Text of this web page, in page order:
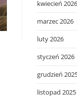
kwiecień 2026
marzec 2026
luty 2026
styczeń 2026
grudzień
listopad 2025